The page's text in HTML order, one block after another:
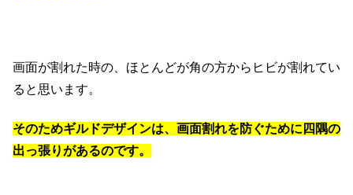
画面が割れた時の、ほとんどが角の方からヒビが割れてい
ると思います。
そのためギルドデザインは、画面割れを防ぐために四隅の
出っ張りがあるのです。